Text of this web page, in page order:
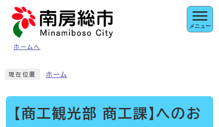
ページの先頭です
ホームへ
メニュー
現在位置 ホーム
【商工観光部 商工課】へのお